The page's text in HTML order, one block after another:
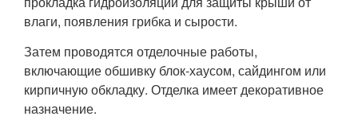
влаги, появления грибка и сырости.
Затем проводятся отделочные работы,
включающие обшивку блок-хаусом, сайдингом или
кирпичную обкладку. Отделка имеет декоративное
назначение.